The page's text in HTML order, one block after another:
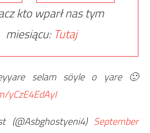
kto wparł nas tym
miesiącu: Tutaj
selam söyle o yare 🙂
yCzE4EdAyI
(@Asbghostyeni4) September